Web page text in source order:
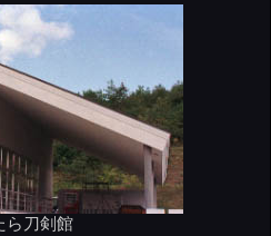
ら刀剣館